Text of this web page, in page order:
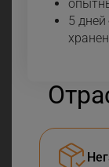
5 дней